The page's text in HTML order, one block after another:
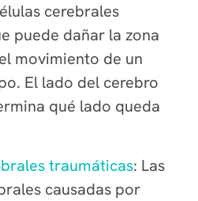
cerebrales
puede dañar la zona
movimiento de un
El lado del cerebro
qué lado queda
traumáticas: Las
causadas por